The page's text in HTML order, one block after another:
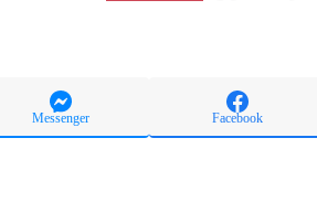
Facebook
Messenger